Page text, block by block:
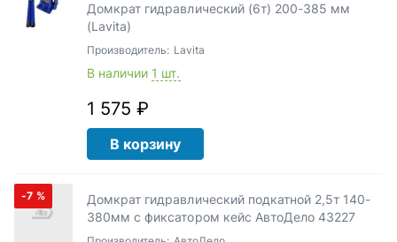
Домкрат гидравлический (6т) 200-385 мм
(Lavita)
Производитель: Lavita
В наличии 1 шт.
1 575 ₽
В корзину
-7 %
Домкрат гидравлический подкатной 2,5т 140-
380мм с фиксатором кейс АвтоДело 43227